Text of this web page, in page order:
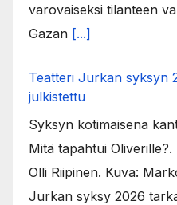
varovaiseksi tilanteen
Gazan [...]
Teatteri Jurkan syksyn
julkistettu
Syksyn kotimaisena
Mitä tapahtui
Olli Riipinen. Kuva:
Jurkan syksy 2026